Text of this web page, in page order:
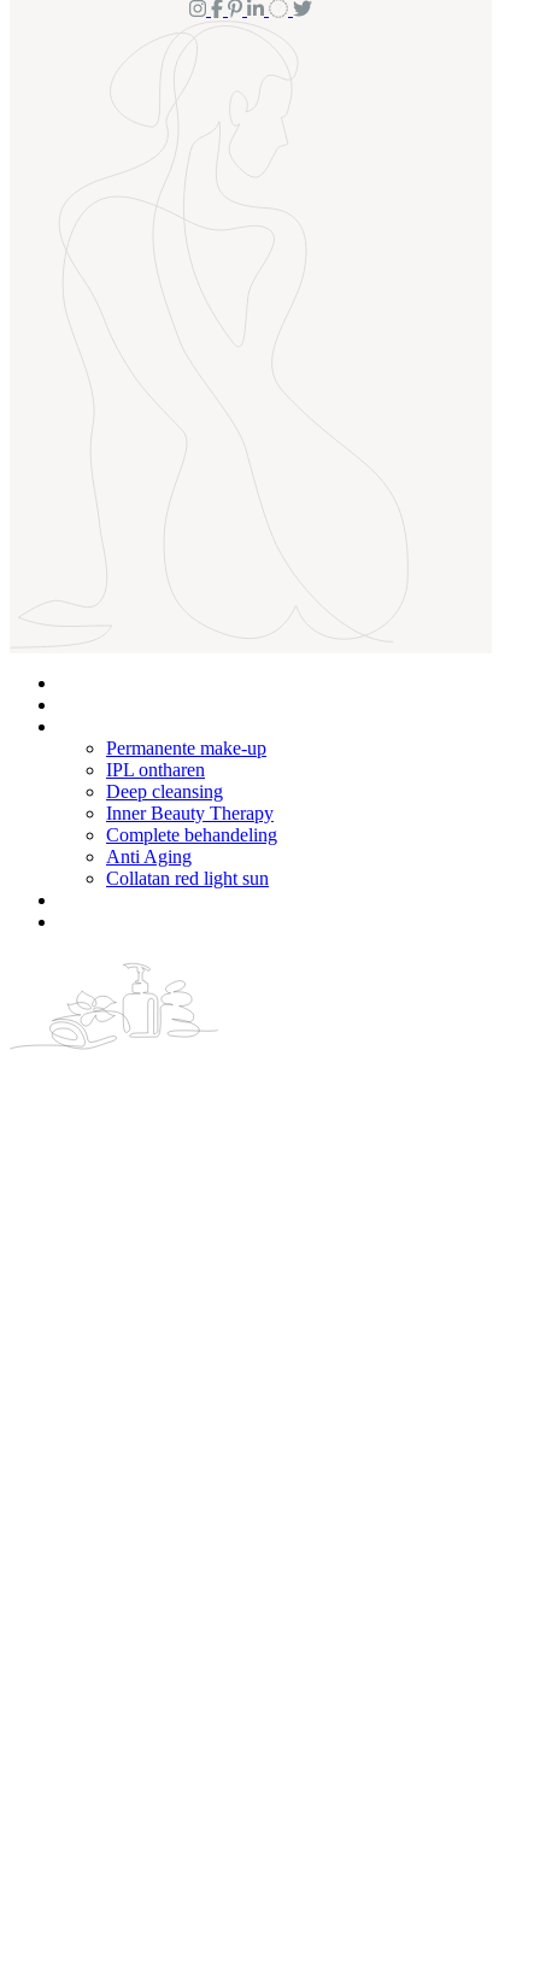
Permanente make-up
IPL ontharen
Deep cleansing
Inner Beauty Therapy
Complete behandeling
Anti Aging
Collatan red light sun